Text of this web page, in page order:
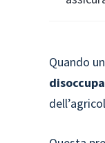
Quando